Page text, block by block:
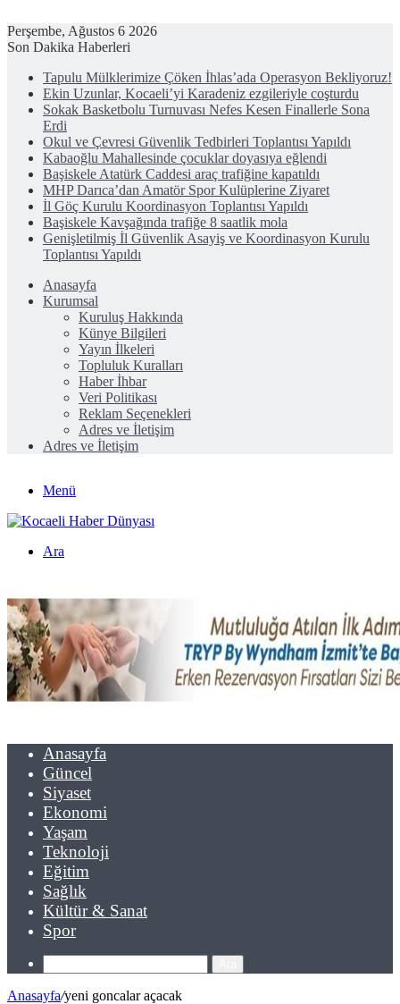
Perşembe, Ağustos 6 2026
Son Dakika Haberleri
Tapulu Mülklerimize Çöken İhlas’ada Operasyon Bekliyoruz!
Ekin Uzunlar, Kocaeli’yi Karadeniz ezgileriyle coşturdu
Sokak Basketbolu Turnuvası Nefes Kesen Finallerle Sona
Erdi
Okul ve Çevresi Güvenlik Tedbirleri Toplantısı Yapıldı
Kabaoğlu Mahallesinde çocuklar doyasıya eğlendi
Başiskele Atatürk Caddesi araç trafiğine kapatıldı
MHP Darıca’dan Amatör Spor Kulüplerine Ziyaret
İl Göç Kurulu Koordinasyon Toplantısı Yapıldı
Başiskele Kavşağında trafiğe 8 saatlik mola
Genişletilmiş İl Güvenlik Asayiş ve Koordinasyon Kurulu
Toplantısı Yapıldı
Anasayfa
Kurumsal
Kuruluş Hakkında
Künye Bilgileri
Yayın İlkeleri
Topluluk Kuralları
Haber İhbar
Veri Politikası
Reklam Seçenekleri
Adres ve İletişim
Adres ve İletişim
Menü
Ara
Anasayfa
Güncel
Siyaset
Ekonomi
Yaşam
Teknoloji
Eğitim
Sağlık
Kültür & Sanat
Spor
Anasayfa/yeni goncalar açacak